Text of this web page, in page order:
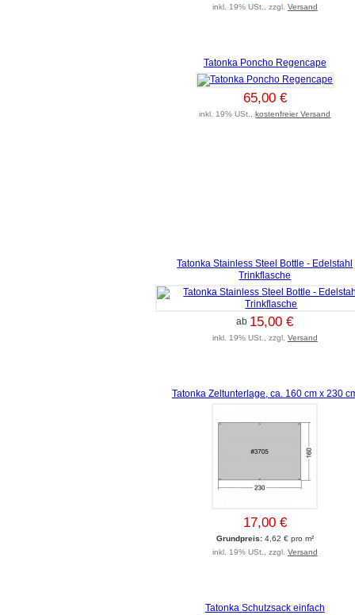
inkl. 19% USt., zzgl. Versand
Tatonka Poncho Regencape
65,00 €
inkl. 19% USt.,kostenfreier Versand
Tatonka Stainless Steel Bottle - Edelstahl
Trinkflasche
ab 15,00 €
inkl. 19% USt., zzgl. Versand
Tatonka Zeltunterlage, ca. 160 cm x 230
17,00 €
Grundpreis: 4,62 € pro m²
inkl. 19% USt., zzgl. Versand
Tatonka Schutzsack einfach